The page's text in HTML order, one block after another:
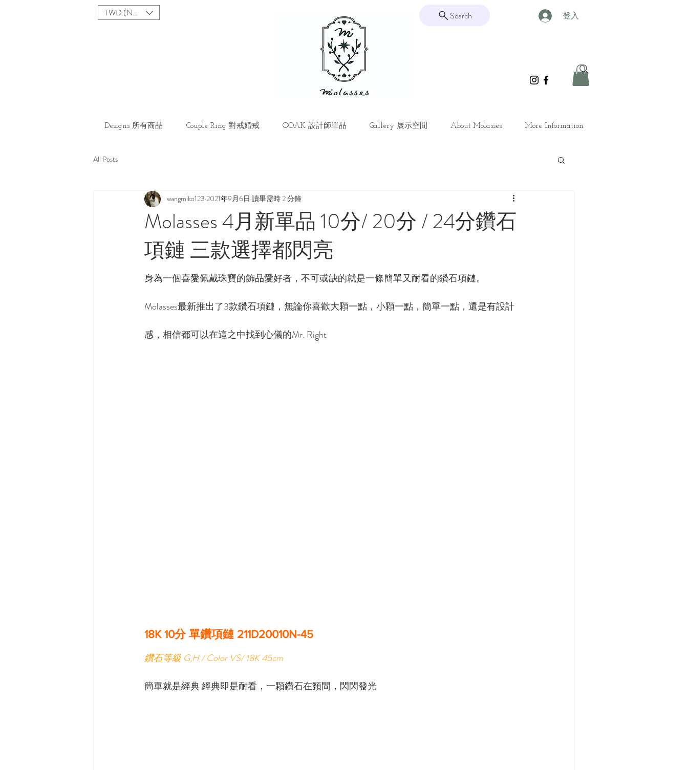
TWD (NT$) 登入
Search
Designs 所有商品 Couple Ring 對戒婚戒 OOAK 設計師單品 Gallery 展示空間 About Molasses More Information
All Posts
Molasses 4月新單品 10分/ 20分 / 24分鑽石
項鏈 三款選擇都閃亮
wangmiko123 2021年9月6日 讀畢需時 2 分鐘
身為一個喜愛佩戴珠寶的飾品愛好者，不可或缺的就是一條簡單又耐看的鑽石項鏈。
Molasses最新推出了3款鑽石項鏈，無論你喜歡大顆一點，小顆一點，簡單一點，還是有設計
感，相信都可以在這之中找到心儀的Mr. Right
18K 10分 單鑽項鏈 211D20010N-45
鑽石等級 G,H / Color VS/ 18K 45cm
簡單就是經典 經典即是耐看，一顆鑽石在頸間，閃閃發光